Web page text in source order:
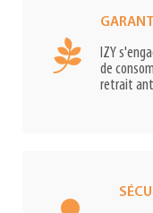
IZY
de
retrait